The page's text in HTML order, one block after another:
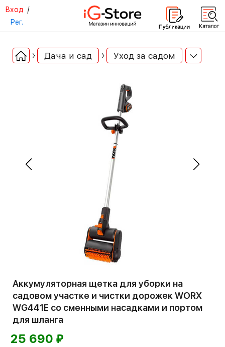
Вход /
Рег.
Дача и сад Уход за садом
Аккумуляторная щетка для уборки на
садовом участке и чистки дорожек WORX
WG441E со сменными насадками и портом
для шланга
25 690 ⃏